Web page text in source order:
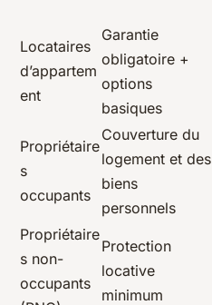
Locataires
d’appartem
ent
Garantie
obligatoire +
options
basiques
Propriétaire
s
occupants
Couverture du
logement et des
biens
personnels
Propriétaire
s non-
occupants
Protection
locative
minimum